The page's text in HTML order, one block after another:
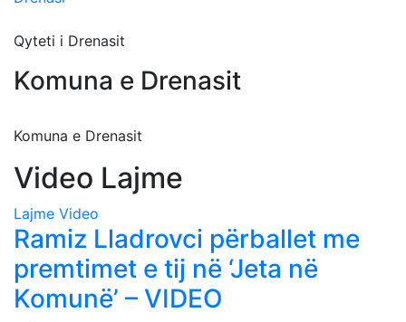
Qyteti i Drenasit
Komuna e Drenasit
Komuna e Drenasit
Video Lajme
Lajme Video
Ramiz Lladrovci përballet me
premtimet e tij në ‘Jeta në
Komunë’ – VIDEO